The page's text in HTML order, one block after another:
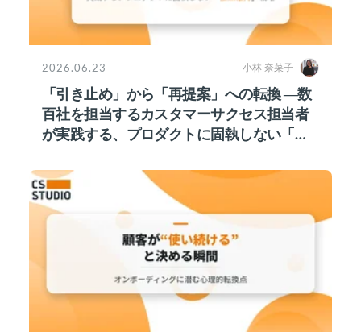
2026.06.23 小林 奈菜子
「引き止め」から「再提案」への転換 ―数
百社を担当するカスタマーサクセス担当者
が実践する、プロダクトに固執しない「接